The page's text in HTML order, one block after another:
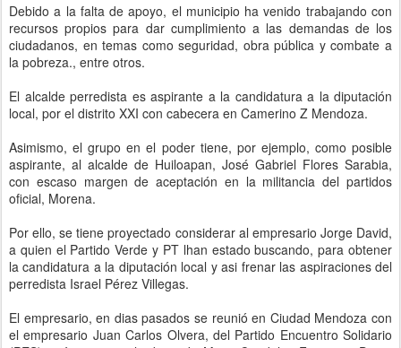
Debido a la falta de apoyo, el municipio ha venido trabajando con
recursos propios para dar cumplimiento a las demandas de los
ciudadanos, en temas como seguridad, obra pública y combate a
la pobreza., entre otros.
El alcalde perredista es aspirante a la candidatura a la diputación
local, por el distrito XXI con cabecera en Camerino Z Mendoza.
Asimismo, el grupo en el poder tiene, por ejemplo, como posible
aspirante, al alcalde de Huiloapan, José Gabriel Flores Sarabia,
con escaso margen de aceptación en la militancia del partidos
oficial, Morena.
Por ello, se tiene proyectado considerar al empresario Jorge David,
a quien el Partido Verde y PT lhan estado buscando, para obtener
la candidatura a la diputación local y asi frenar las aspiraciones del
perredista Israel Pérez Villegas.
El empresario, en dias pasados se reunió en Ciudad Mendoza con
el empresario Juan Carlos Olvera, del Partido Encuentro Solidario